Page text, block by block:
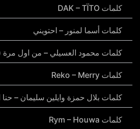
كلمات DAK – TÏTO
كلمات أسما لمنور – احتويني
كلمات محمود العسيلي – من اول مرة
كلمات Reko – Merry
كلمات بلال حمزة وايلين سليمان –
كلمات Rym – Houwa